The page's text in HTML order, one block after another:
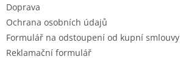
Doprava
Ochrana osobních údajů
Formulář na odstoupení od kupní smlouvy
Reklamační formulář